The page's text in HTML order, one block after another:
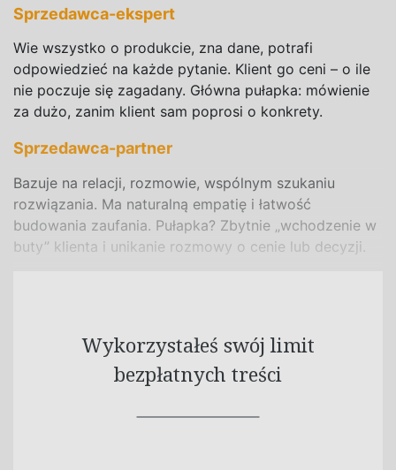
Sprzedawca-ekspert
Wie wszystko o produkcie, zna dane, potrafi
odpowiedzieć na każde pytanie. Klient go ceni – o ile
nie poczuje się zagadany. Główna pułapka: mówienie
za dużo, zanim klient sam poprosi o konkrety.
Sprzedawca-partner
Bazuje na relacji, rozmowie, wspólnym szukaniu
rozwiązania. Ma naturalną empatię i łatwość
budowania zaufania. Pułapka? Zbytnie „wchodzenie w
buty” klienta i unikanie rozmowy o cenie lub decyzji.
Wykorzystałeś swój limit
bezpłatnych treści